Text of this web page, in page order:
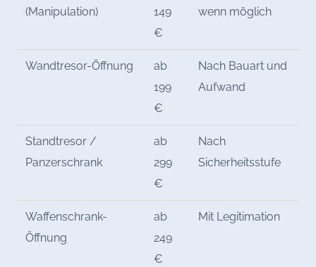
(Manipulation)
149
€
wenn möglich
Wandtresor-Öffnung
ab
199
€
Nach Bauart und
Aufwand
Standtresor /
Panzerschrank
ab
299
€
Nach
Sicherheitsstufe
Waffenschrank-
Öffnung
ab
249
€
Mit Legitimation